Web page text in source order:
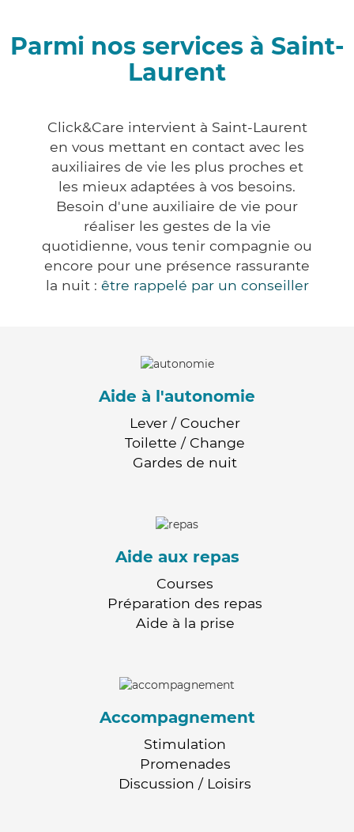
Parmi nos services à Saint-
Laurent
Click&Care intervient à Saint-Laurent
en vous mettant en contact avec les
auxiliaires de vie les plus proches et
les mieux adaptées à vos besoins.
Besoin d'une auxiliaire de vie pour
réaliser les gestes de la vie
quotidienne, vous tenir compagnie ou
encore pour une présence rassurante
la nuit : être rappelé par un conseiller
Aide à l'autonomie
Lever / Coucher
Toilette / Change
Gardes de nuit
Aide aux repas
Courses
Préparation des repas
Aide à la prise
Accompagnement
Stimulation
Promenades
Discussion / Loisirs